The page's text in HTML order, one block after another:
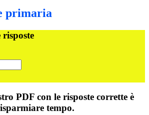
primaria
PDF con le risposte corrette è
tempo.